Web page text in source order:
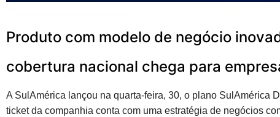
Produto com modelo de negócio
cobertura nacional chega para
A SulAmérica lançou na quarta-feira, 30, o plano SulAmérica
ticket da companhia conta com uma estratégia de negócios